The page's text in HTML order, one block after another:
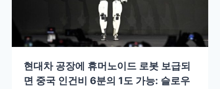
현대차 공장에 휴머노이드 로봇 보급되
면 중국 인건비 6분의 1도 가능: 슬로우